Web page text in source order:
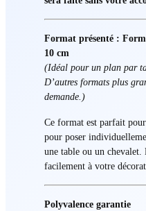
Format présenté :
10 cm
(Idéal pour un plan par
D’autres formats plus
demande.)
Ce format est parfait
pour poser
une table ou un
facilement à votre
Polyvalence garantie